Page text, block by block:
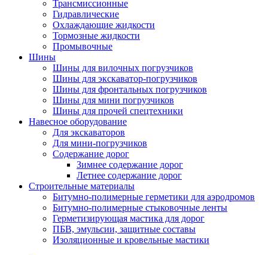
Трансмиссионные
Гидравлические
Охлаждающие жидкости
Тормозные жидкости
Промывочные
Шины
Шины для вилочных погрузчиков
Шины для экскаватор-погрузчиков
Шины для фронтальных погрузчиков
Шины для мини погрузчиков
Шины для прочей спецтехники
Навесное оборудование
Для экскаваторов
Для мини-погрузчиков
Содержание дорог
Зимнее содержание дорог
Летнее содержание дорог
Строительные материалы
Битумно-полимерные герметики для аэродромов
Битумно-полимерные стыковочные ленты
Герметизирующая мастика для дорог
ПБВ, эмульсии, защитные составы
Изоляционные и кровельные мастики